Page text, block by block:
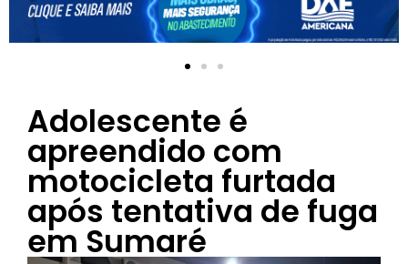
Adolescente é
apreendido com
motocicleta furtada
após tentativa de fuga
em Sumaré